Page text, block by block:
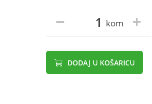
kom
DODAJ U KOŠARICU